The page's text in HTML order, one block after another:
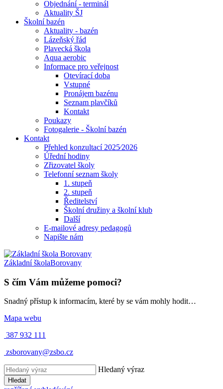
Objednání - terminál
Aktuality ŠJ
Školní bazén
Aktuality - bazén
Lázeňský řád
Plavecká škola
Aqua aerobic
Informace pro veřejnost
Otevírací doba
Vstupné
Pronájem bazénu
Seznam plavčíků
Kontakt
Poukazy
Fotogalerie - Školní bazén
Kontakt
Přehled konzultací 2025⁄2026
Úřední hodiny
Zřizovatel školy
Telefonní seznam školy
1. stupeň
2. stupeň
Ředitelství
Školní družiny a školní klub
Další
E-mailové adresy pedagogů
Napište nám
Základní školaBorovany
S čím Vám můžeme pomoci?
Snadný přístup k informacím, které by se vám mohly hodit…
Mapa webu
387 932 111
zsborovany@zsbo.cz
Hledaný výraz
Hledat